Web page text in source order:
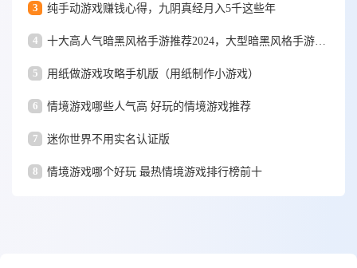
3 纯手动游戏赚钱心得，九阴真经月入5千这些年
4
5 用纸做游戏攻略手机版（用纸制作小游戏）
6 情境游戏哪些人气高 好玩的情境游戏推荐
7 迷你世界不用实名认证版
8 情境游戏哪个好玩 最热情境游戏排行榜前十